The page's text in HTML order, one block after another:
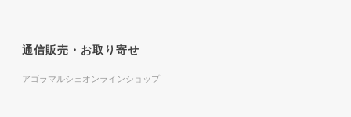
通信販売・お取り寄せ
アゴラマルシェオンラインショップ